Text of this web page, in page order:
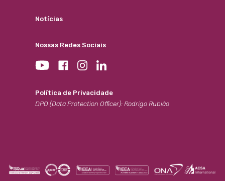
Notícias
Nossas Redes Sociais
Política de Privacidade
DPO (Data Protection Officer): Rodrigo Rubião